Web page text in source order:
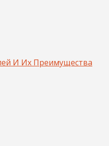
И Их Преимущества